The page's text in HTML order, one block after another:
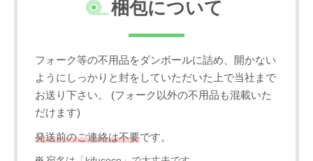
梱包について
フォーク等の不用品をダンボールに詰め、開かない
ようにしっかりと封をしていただいた上で当社まで
お送り下さい。 (フォーク以外の不用品も混載いた
だけます)
発送前のご連絡は不要です。